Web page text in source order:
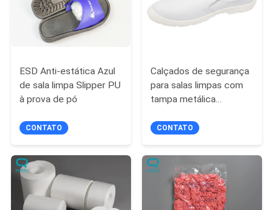
NOTÍCIA
UMAS
CITAÇÕES
MAPA
DO
SITE
ESD Anti-estática Azul
de sala limpa Slipper PU
à prova de pó
CONTATO
Calçados de segurança
para salas limpas com
tampa metálica
CONTATO